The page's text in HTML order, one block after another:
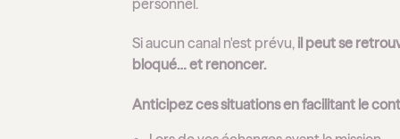
Si aucun canal n'est prévu,il peut se
bloqué… et renoncer.
Anticipez ces situations en facilitant le